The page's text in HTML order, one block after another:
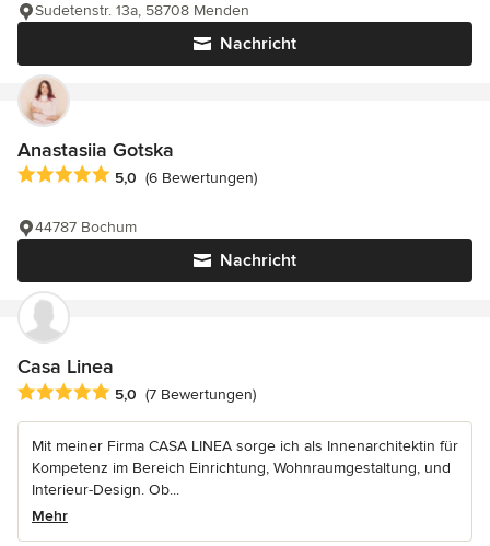
Nachricht
Sudetenstr. 13a, 58708 Menden
Anastasiia Gotska
Durchschnittliche Bewertung: 5 von 5 Sternen
5,0 (6 Bewertungen)
Nachricht
44787 Bochum
Casa Linea
Durchschnittliche Bewertung: 5 von 5 Sternen
5,0 (7 Bewertungen)
Mit meiner Firma CASA LINEA sorge ich als Innenarchitektin für
Kompetenz im Bereich Einrichtung, Wohnraumgestaltung, und
Interieur-Design. Ob...
Mehr